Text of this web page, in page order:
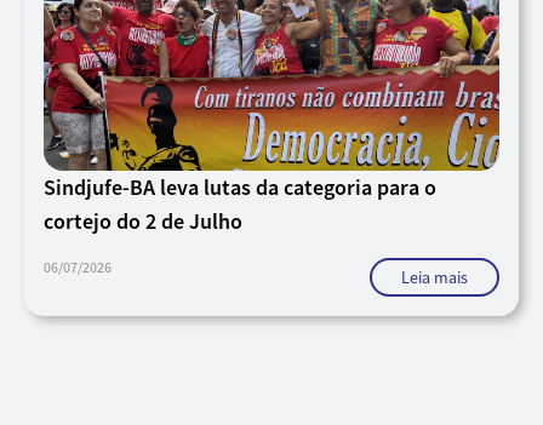
Sindjufe-BA leva lutas da categoria para o
cortejo do 2 de Julho
06/07/2026 Leia mais